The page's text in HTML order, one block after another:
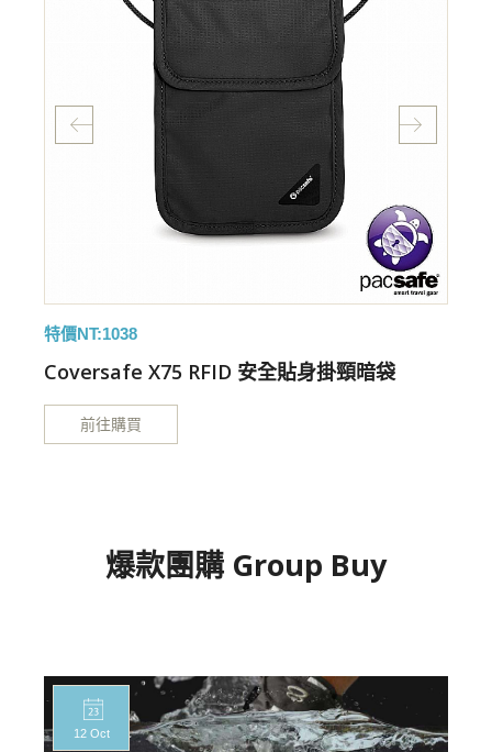
特價NT:1038
Coversafe X75 RFID 安全貼身掛頸暗袋
前往購買
爆款團購 Group Buy
12 Oct